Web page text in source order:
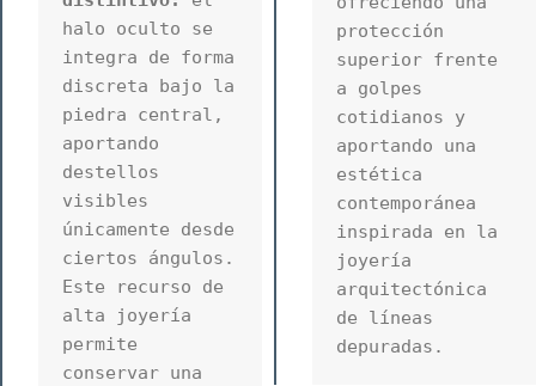
halo oculto se
integra de forma
discreta bajo la
piedra central,
aportando
destellos
visibles
únicamente desde
ciertos ángulos.
Este recurso de
alta joyería
permite
conservar una
protección
superior frente
a golpes
cotidianos y
aportando una
estética
contemporánea
inspirada en la
joyería
arquitectónica
de líneas
depuradas.